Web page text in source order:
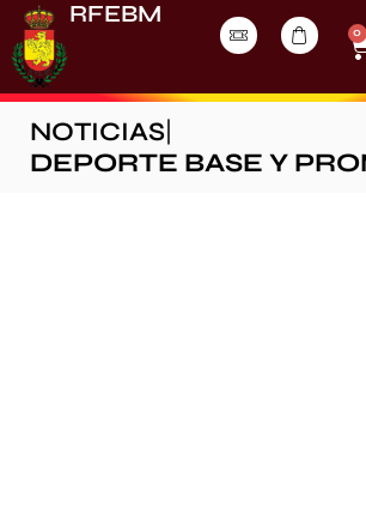
RFEBM
0
NOTICIAS
DEPORTE BASE Y